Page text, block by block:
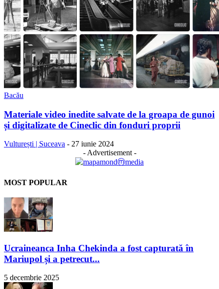
Bacău
Materiale video inedite salvate de la groapa de gunoi
și digitalizate de Cineclic din fonduri proprii
Vulturești | Suceava - 27 iunie 2024
- Advertisement -
MOST POPULAR
Ucraineanca Inha Chekinda a fost capturată în
Mariupol și a petrecut...
5 decembrie 2025